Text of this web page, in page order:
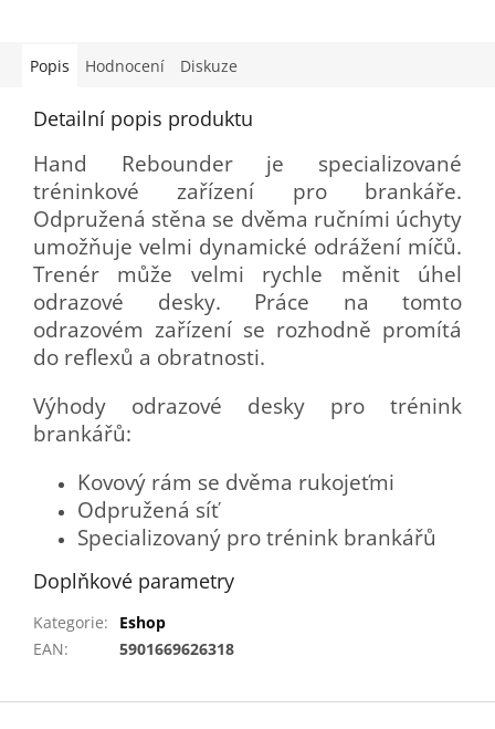
Popis Hodnocení Diskuze
Detailní popis produktu
Hand Rebounder je specializované
tréninkové zařízení pro brankáře.
Odpružená stěna se dvěma ručními úchyty
umožňuje velmi dynamické odrážení míčů.
Trenér může velmi rychle měnit úhel
odrazové desky. Práce na tomto
odrazovém zařízení se rozhodně promítá
do reflexů a obratnosti.
Výhody odrazové desky pro trénink
brankářů:
Kovový rám se dvěma rukojeťmi
Odpružená síť
Specializovaný pro trénink brankářů
Doplňkové parametry
Kategorie:
Eshop
EAN: 5901669626318
Z